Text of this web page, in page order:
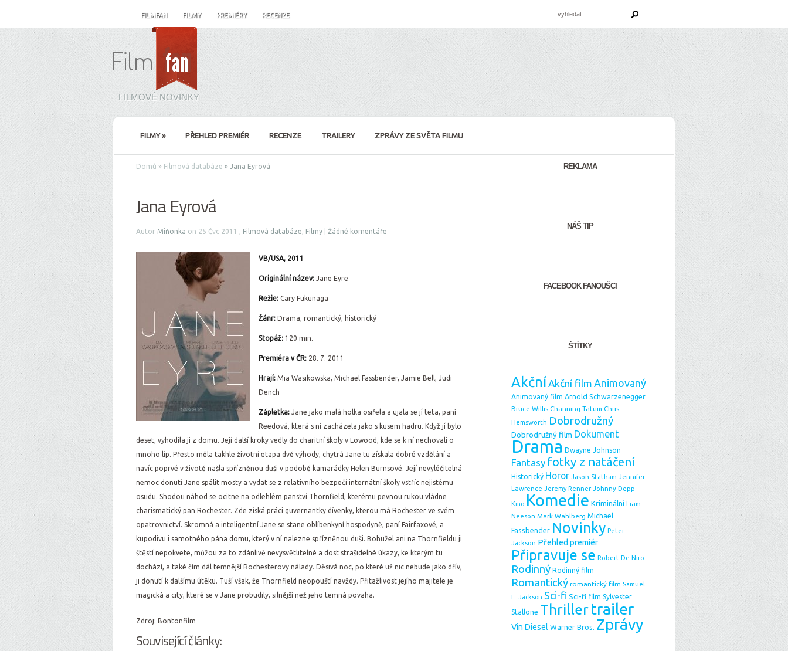
FILMFAN FILMY PREMIÉRY RECENZE
FILMOVÉ NOVINKY
FILMY» PŘEHLED PREMIÉR RECENZE TRAILERY ZPRÁVY ZE SVĚTA FILMU
Domů » Filmová databáze » Jana Eyrová
Jana Eyrová
Autor Miňonka on 25 Čvc 2011 , Filmová databáze, Filmy Žádné komentáře
VB/USA, 2011
Originální název: Jane Eyre
Režie: Cary Fukunaga
Žánr: Drama, romantický, historický
Stopáž: 120 min.
Premiéra v ČR: 28. 7. 2011
Hrají: Mia Wasikowska, Michael Fassbender, Jamie Bell, Judi
Dench
Zápletka: Jane jako malá holka osiřela a ujala se jí teta, paní
Reedová, která s ní zacházela jako s kusem hadru. Když jí bylo
deset, vyhodila ji z domu. Její další kroky vedly do charitní školy v Lowood, kde se k ní nechovali o
mnoho líp. Přesto měla takhle životní etapa dvě výhody, chytrá Jane tu získala dobré vzdělání a
navíc poprvé v životě našla spřízněnou duši v podobě kamarádky Helen Burnsové. Její nevyléčitelná
nemoc donutí Jane spálit mosty a vydat se z relativního bezpečí internátní školy vstříc nejistému
osudu. Shodou náhod se ocitne na odlehlém panství Thornfield, kterému pevnou rukou vládne
charismatický pan Rochester. Zde získá práci guvernantky dívenky, kterou má Rochester ve svém
opatrovnictví. Skromná a inteligentní Jane se stane oblíbenkyní hospodyně, paní Fairfaxové, a
kupodivu i samotného pána domu, který v ní nalezne spřízněnou duši. Bohužel ani na Thornfieldu ji
štěstí nepokvete, můžou za to zdánlivě nevysvětlitelné a dost strašidelné úkazy, ke kterým tu
dochází, a také čím dál temnější Rochesterovy nálady. Děsivá noc, po které už nic nebude jako dřív,
ji donutí k dalšímu útěku. Tuší však, že Thornfield neopouští navždy. Přitažlivost jejího majitele je
magická a city, které se v Jane probudily, silnější než jeho temná povaha.
Zdroj: Bontonfilm
Související články:
REKLAMA
NÁŠ TIP
FACEBOOK FANOUŠCI
ŠTÍTKY
AkčníAkční film Animovaný
Animovaný film Arnold Schwarzenegger
Bruce Willis Channing Tatum Chris
Hemsworth Dobrodružný
Dobrodružný film Dokument
Drama Dwayne Johnson
Fantasy fotky z natáčení
Historický Horor Jason Statham Jennifer
Lawrence Jeremy Renner Johnny Depp
Kino Komedie Kriminální Liam
Neeson Mark Wahlberg Michael
Fassbender Novinky Peter
Jackson Přehled premiér
Připravuje se Robert De Niro
Rodinný Rodinný film
Romantický romantický film Samuel
L. Jackson Sci-fi Sci-fi film Sylvester
Stallone Thrillertrailer
Vin Diesel Warner Bros. Zprávy